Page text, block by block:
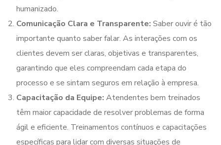
humanizado.
Comunicação Clara e Transparente: Saber ouvir é tão
importante quanto saber falar. As interações com os
clientes devem ser claras, objetivas e transparentes,
garantindo que eles compreendam cada etapa do
processo e se sintam seguros em relação à empresa.
Capacitação da Equipe: Atendentes bem treinados
têm maior capacidade de resolver problemas de forma
ágil e eficiente. Treinamentos contínuos e capacitações
específicas para lidar com diversas situações de